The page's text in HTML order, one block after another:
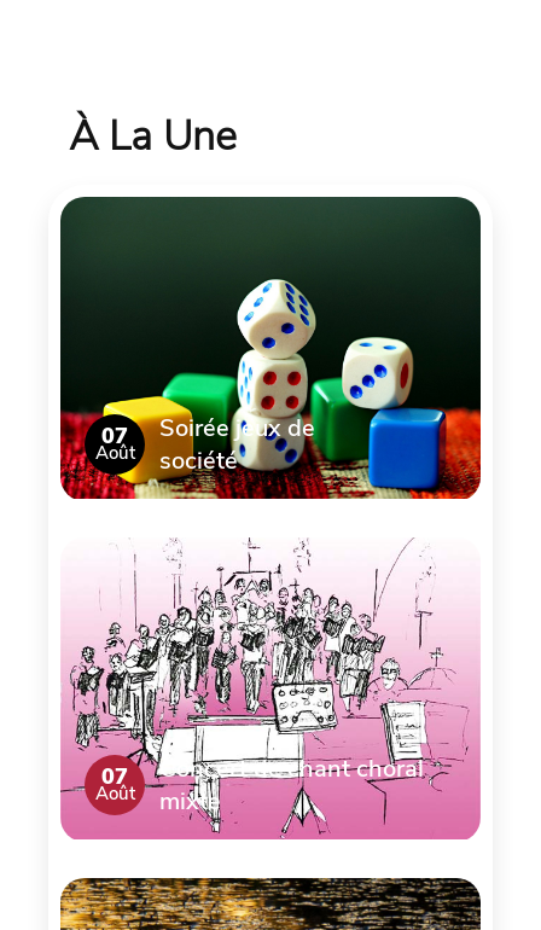
À La Une
07
Août
Soirée jeux de
société
07
Août
Concert de chant choral
mixte